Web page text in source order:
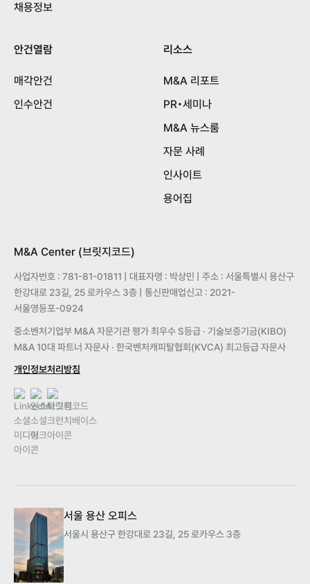
채용정보
안건열람
매각안건
인수안건
리소스
M&A 리포트
PR•세미나
M&A 뉴스룸
자문 사례
인사이트
용어집
M&A Center (브릿지코드)
사업자번호 : 781-81-01811 | 대표자명 : 박상민 | 주소 : 서울특별시 용산구
한강대로 23길, 25 로카우스 3층 | 통신판매업신고 : 2021-
서울영등포-0924
중소벤처기업부 M&A 자문기관 평가 최우수 S등급 · 기술보증기금(KIBO)
M&A 10대 파트너 자문사 · 한국벤처캐피탈협회(KVCA) 최고등급 자문사
개인정보처리방침
서울 용산 오피스
서울시 용산구 한강대로 23길, 25 로카우스 3층